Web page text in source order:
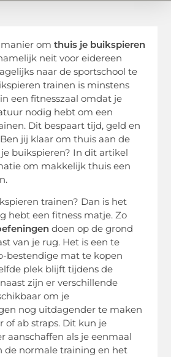
manier omthuis je buikspieren
neit voor eidereen
naar de sportschool te
trainen is minstens
een fitnesszaal omdat je
nodig hebt om een
Dit bespaart tijd, geld en
jij klaar om thuis aan de
buikspieren? In dit artikel
om makkelijk thuis een
trainen? Dan is het
hebt een fitness matje. Zo
doen op de grond
van je rug. Het is een te
bestendige mat te kopen
plek blijft tijdens de
zijn er verschillende
om je
nog uitdagender te maken
of ab straps. Dit kun je
aanschaffen als je eenmaal
de normale training en het